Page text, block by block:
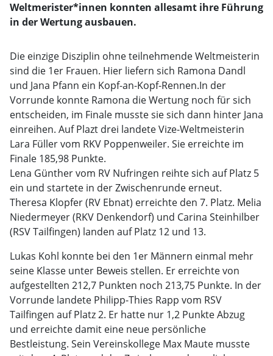
Weltmerister*innen konnten allesamt ihre Führung
in der Wertung ausbauen.
Die einzige Disziplin ohne teilnehmende Weltmeisterin
sind die 1er Frauen. Hier liefern sich Ramona Dandl
und Jana Pfann ein Kopf-an-Kopf-Rennen.In der
Vorrunde konnte Ramona die Wertung noch für sich
entscheiden, im Finale musste sie sich dann hinter Jana
einreihen. Auf Plazt drei landete Vize-Weltmeisterin
Lara Füller vom RKV Poppenweiler. Sie erreichte im
Finale 185,98 Punkte.
Lena Günther vom RV Nufringen reihte sich auf Platz 5
ein und startete in der Zwischenrunde erneut.
Theresa Klopfer (RV Ebnat) erreichte den 7. Platz. Melia
Niedermeyer (RKV Denkendorf) und Carina Steinhilber
(RSV Tailfingen) landen auf Platz 12 und 13.
Lukas Kohl konnte bei den 1er Männern einmal mehr
seine Klasse unter Beweis stellen. Er erreichte von
aufgestellten 212,7 Punkten noch 213,75 Punkte. In der
Vorrunde landete Philipp-Thies Rapp vom RSV
Tailfingen auf Platz 2. Er hatte nur 1,2 Punkte Abzug
und erreichte damit eine neue persönliche
Bestleistung. Sein Vereinskollege Max Maute musste